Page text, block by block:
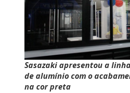
Sasazaki apresentou a
de alumínio com o
na cor preta